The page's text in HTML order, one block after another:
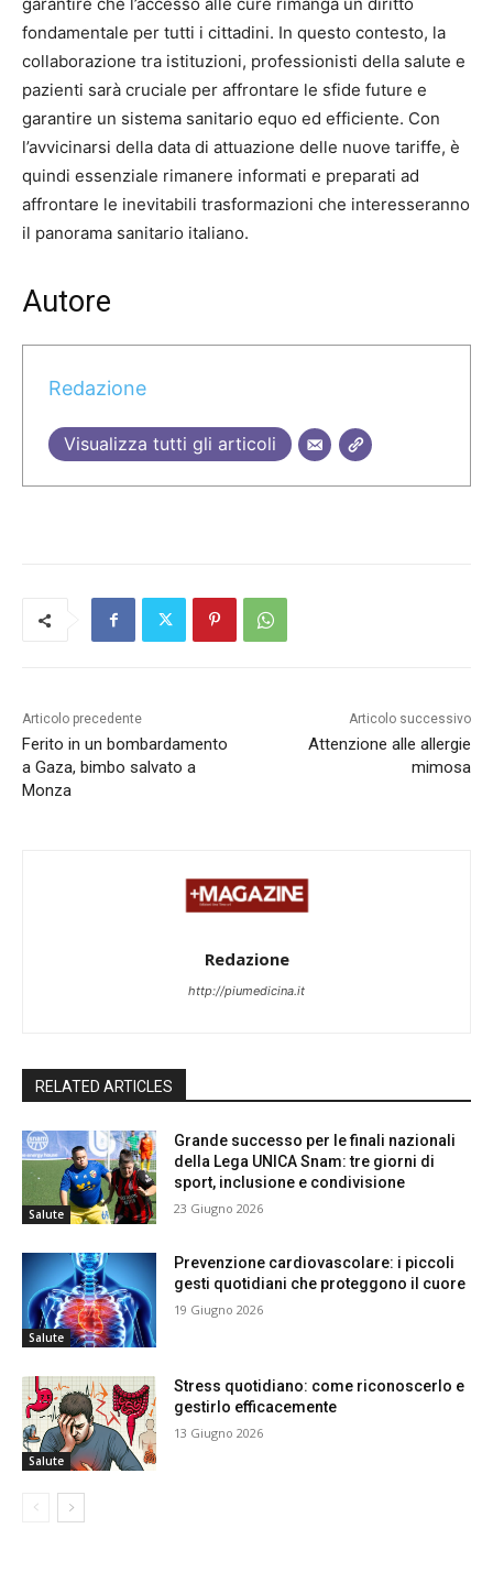
fondamentale per tutti i cittadini. In questo contesto, la
collaborazione tra istituzioni, professionisti della salute e
pazienti sarà cruciale per affrontare le sfide future e
garantire un sistema sanitario equo ed efficiente. Con
l’avvicinarsi della data di attuazione delle nuove tariffe, è
quindi essenziale rimanere informati e preparati ad
affrontare le inevitabili trasformazioni che interesseranno
il panorama sanitario italiano.
Autore
Redazione
Visualizza tutti gli articoli
Articolo precedente
Ferito in un bombardamento
a Gaza, bimbo salvato a
Monza
Articolo successivo
Attenzione alle allergie
mimosa
Redazione
http://piumedicina.it
RELATED ARTICLES
Salute
Grande successo per le finali nazionali
della Lega UNICA Snam: tre giorni di
sport, inclusione e condivisione
23 Giugno 2026
Salute
Prevenzione cardiovascolare: i piccoli
gesti quotidiani che proteggono il cuore
19 Giugno 2026
Salute
Stress quotidiano: come riconoscerlo e
gestirlo efficacemente
13 Giugno 2026